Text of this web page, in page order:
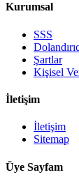
Kurumsal
SSS
Şartlar
Kişisel
İletişim
İletişim
Sitemap
Üye Sayfam